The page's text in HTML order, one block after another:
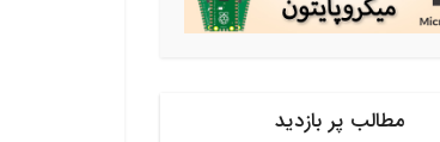
مطالب پر بازدید